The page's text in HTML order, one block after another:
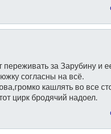
переживать за Зарубину и
согласны на всё.
кашлять во все
цирк бродячий надоел.